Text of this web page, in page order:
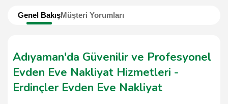
Genel BakışMüşteri Yorumları
Adıyaman'da Güvenilir ve Profesyonel
Evden Eve Nakliyat Hizmetleri -
Erdinçler Evden Eve Nakliyat